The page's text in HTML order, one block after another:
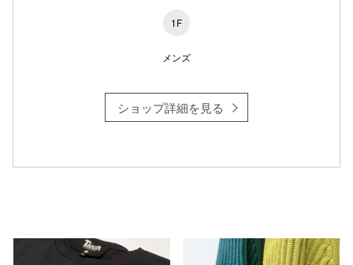
1F
メンズ
ショップ詳細を見る